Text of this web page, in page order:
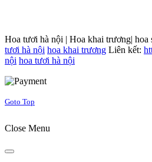
Hoa tươi hà nội | Hoa khai trương| hoa
tươi hà nội hoa khai trương Liên kết:
nội hoa tươi hà nội
Goto Top
Close Menu